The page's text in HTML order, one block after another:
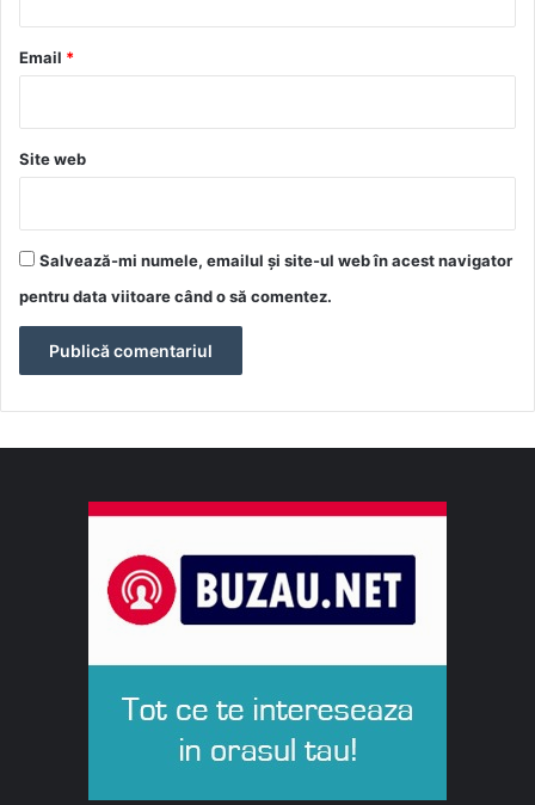
*
Email *
Site web
Salvează-mi numele, emailul și site-ul web în acest navigator
pentru data viitoare când o să comentez.